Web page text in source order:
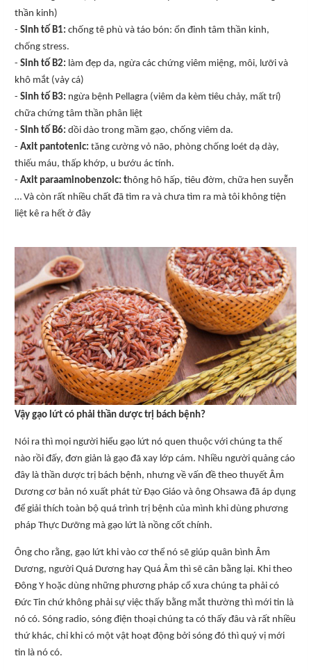
thần kinh)
- Sinh tố B1: chống tê phù và táo bón: ổn đinh tâm thần kinh,
chống stress.
- Sinh tố B2: làm đẹp da, ngừa các chứng viêm miệng, môi, lưỡi và
khô mắt (vảy cá)
- Sinh tố B3: ngừa bệnh Pellagra (viêm da kèm tiêu chảy, mất trí)
chữa chứng tâm thần phân liệt
- Sinh tố B6: dồi dào trong mầm gạo, chống viêm da.
- Axit pantotenic: tăng cường vỏ não, phòng chống loét dạ dày,
thiếu máu, thấp khớp, u bướu ác tính.
- Axit paraaminobenzoic: thông hô hấp, tiêu đờm, chữa hen suyễn
… Và còn rất nhiều chất đã tìm ra và chưa tìm ra mà tôi không tiện
liệt kê ra hết ở đây
Vậy gạo lứt có phải thần dược trị bách bệnh?
Nói ra thì mọi người hiểu gạo lứt nó quen thuộc với chúng ta thế
nào rồi đấy, đơn giản là gạo đã xay lớp cám. Nhiều người quảng cáo
đây là thần dược trị bách bệnh, nhưng về vấn đề theo thuyết Âm
Dương cơ bản nó xuất phát từ Đạo Giáo và ông Ohsawa đã áp dụng
để giải thích toàn bộ quá trình trị bệnh của mình khi dùng phương
pháp Thực Dưỡng mà gạo lứt là nồng cốt chính.
Ông cho rằng, gạo lứt khi vào cơ thể nó sẽ giúp quân bình Âm
Dương, người Quá Dương hay Quá Âm thì sẽ cân bằng lại. Khi theo
Đông Y hoặc dùng những phương pháp cổ xưa chúng ta phải có
Đức Tin chứ không phải sự việc thấy bằng mắt thường thì mới tin là
nó có. Sóng radio, sóng điện thoại chúng ta có thấy đâu và rất nhiều
thứ khác, chỉ khi có một vật hoạt động bởi sóng đó thì quý vị mới
tin là nó có.